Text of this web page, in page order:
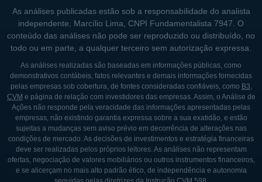
A Celesc se consolidou como uma das
referências em gestão de energia elétrica no
Brasil, reconhecida por sua eficiência
operacional e comprometimento com
práticas sustentáveis. Através de uma série
de investimentos em infraestrutura e
tecnologia, a empresa tem buscado não
apenas melhorar a qualidade do
fornecimento de energia, mas também se
posicionar como precedente em soluções
inovadoras e sustentáveis no setor elétrico.
As análises publicadas estão sob a responsabilidade do analista
independente, Marcílio Lima, CNPI Fundamentalista 7947. O
conteúdo das análises não pode ser reproduzido ou distribuído, no
todo ou em parte, a qualquer terceiro sem autorização expressa.
As análises realizadas são baseadas em informações públicas, como
demonstrativos contábeis, fatos relevantes e demais informações fornecidas
pelas empresas sob cobertura, de fontes consideradas confiáveis, como B3,
CVM e página de relação com investidores das empresas. Assim, o Análise de
Ações não responde pela veracidade das informações apresentadas pelas
empresas, não existindo garantia expressa sobre a sua exatidão, e estão
sujeitas a mudanças sem aviso prévio em decorrência de alterações nas
condições de mercado. As decisões de investimentos e estratégia financeiras
deve ser realizadas pelos próprios leitores. As análises não representam
ofertas, negociação de valores mobiliários ou outros instrumentos financeiros,
e se alicerçam no mais alto padrão ético, de independência e autonomia